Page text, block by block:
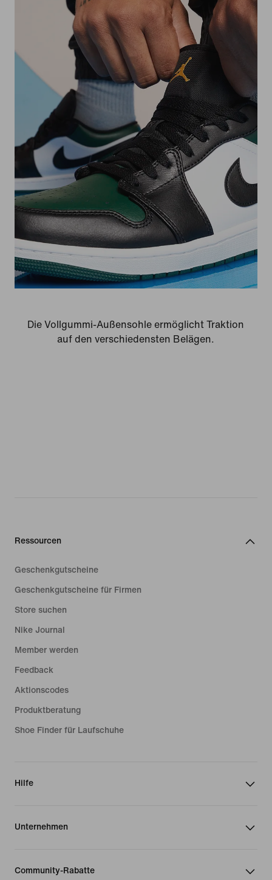
Die Vollgummi-Außensohle ermöglicht Traktion
auf den verschiedensten Belägen.
Ressourcen
Geschenkgutscheine
Geschenkgutscheine für Firmen
Store suchen
Nike Journal
Member werden
Feedback
Aktionscodes
Produktberatung
Shoe Finder für Laufschuhe
Hilfe
Unternehmen
Community-Rabatte